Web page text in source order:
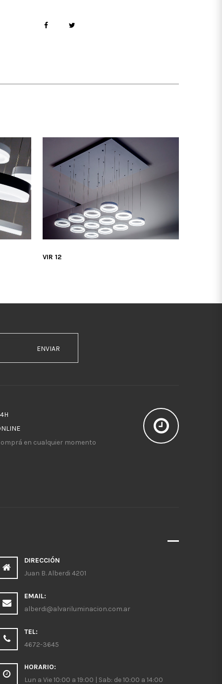
VIR 12
ENVIAR
en cualquier momento
DIRECCIÓN
Juan B. Alberdi 4201
EMAIL:
alberdi@alvariluminacion.com.ar
TEL:
4672-3645
HORARIO:
Lun a Vie 10:00 a 19:00 | Sab: de 10:00 a 14:00